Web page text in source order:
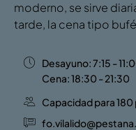
moderno, se sirve
tarde, la cena tipo
Desayuno: 7:15 -
Cena: 18:30 - 21:30
Capacidad para